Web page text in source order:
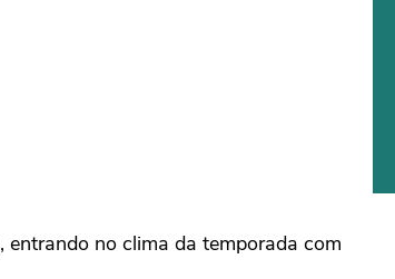
, entrando no clima da temporada com